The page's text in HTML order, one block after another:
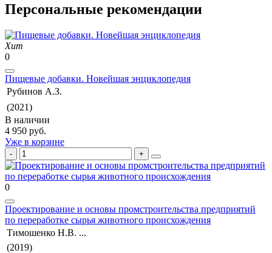
Персональные рекомендации
Хит
0
Пищевые добавки. Новейшая энциклопедия
Рубинов А.З.
(2021)
В наличии
4 950 руб.
Уже в корзине
0
Проектирование и основы промстроительства предприятий
по переработке сырья животного происхождения
Тимошенко Н.В. ...
(2019)